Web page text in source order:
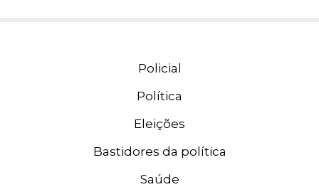
Policial
Política
Eleições
Bastidores da política
Saúde